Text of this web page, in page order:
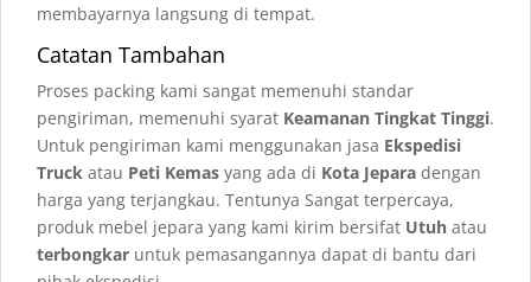
membayarnya langsung di tempat.
Catatan Tambahan
Proses packing kami sangat memenuhi standar
pengiriman, memenuhi syarat Keamanan Tingkat Tinggi.
Untuk pengiriman kami menggunakan jasa Ekspedisi
Truck atau Peti Kemas yang ada di Kota Jepara dengan
harga yang terjangkau. Tentunya Sangat terpercaya,
produk mebel jepara yang kami kirim bersifat Utuh atau
terbongkar untuk pemasangannya dapat di bantu dari